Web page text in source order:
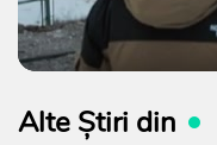
Alte Știri din